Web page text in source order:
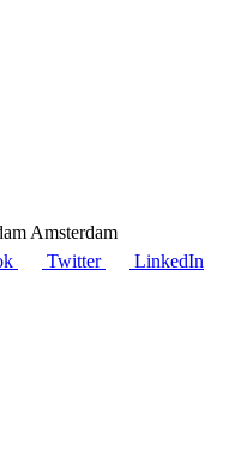
Amsterdam
Twitter LinkedIn